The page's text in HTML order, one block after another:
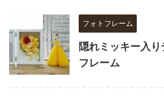
フォトフレーム
隠れミッキー入
フレーム